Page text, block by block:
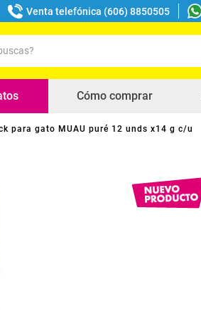
Venta telefónica (606) 8850505
Cómo comprar
para gato MUAU puré 12 unds x14 g c/u
buscados